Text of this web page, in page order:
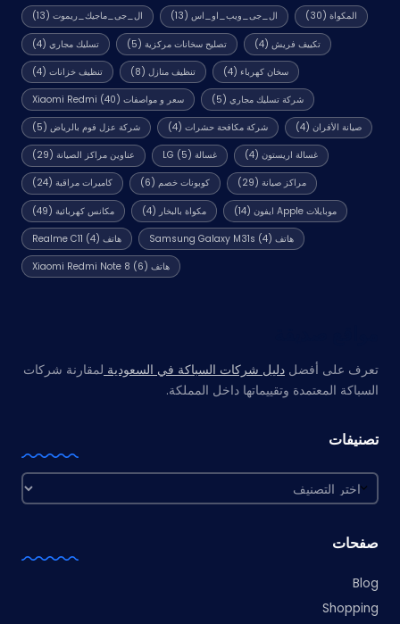
ال_جى_ماجيك_ريموت(13) ال_جى_ويب_او_اس (13) المكواة (30)
تسليك مجاري(4) تصليح سخانات مركزية (5) تكييف فريش (4)
تنظيف خزانات(4) تنظيف منازل (8) سخان كهرباء (4)
سعر و مواصفات Xiaomi Redmi (40) شركة تسليك مجاري (5)
شركة عزل فوم بالرياض(5) شركة مكافحة حشرات (4) صيانة الأفران (4)
عناوين مراكز الصيانة(29) غسالة LG (5) غسالة اريستون (4)
كاميرات مراقبة(24) كوبونات خصم (6) مراكز صيانة (29)
مكانس كهربائية(49) مكواة بالبخار (4) موبايلات Apple ايفون (14)
هاتف Realme C11 (4) هاتف Samsung Galaxy M31s (4)
هاتف Xiaomi Redmi Note 8 (6)
تعرف على أفضل دليل شركات السباكة في السعودية لمقارنة شركات
السباكة المعتمدة وتقييماتها داخل المملكة.
تصنيفات
تصنيفات
صفحات
Blog
Shopping